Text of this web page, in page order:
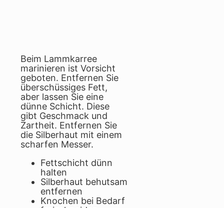
Beim Lammkarree
marinieren ist Vorsicht
geboten. Entfernen Sie
überschüssiges Fett,
aber lassen Sie eine
dünne Schicht. Diese
gibt Geschmack und
Zartheit. Entfernen Sie
die Silberhaut mit einem
scharfen Messer.
Fettschicht dünn
halten
Silberhaut behutsam
entfernen
Knochen bei Bedarf